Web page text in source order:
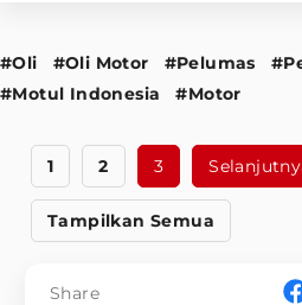
#Oli #Oli Motor #Pelumas
#Motul Indonesia
#Motor
1 2 3
Tampilkan Semua
Share